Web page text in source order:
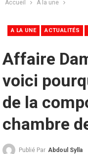
Accueil A la une
A LA UNE ACTUALITÉS
Affaire
voici
de la
chambre
Publié Par Abdoul Sylla